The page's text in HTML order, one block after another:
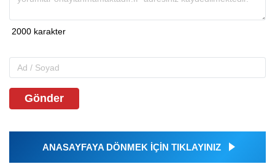
Gönder
ANASAYFAYA DÖNMEK İÇİN TIKLAYINIZ